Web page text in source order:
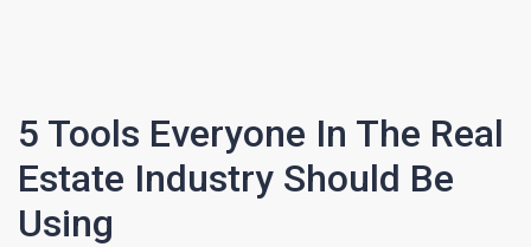
5 Tools Everyone In The Real
Estate Industry Should Be
Using